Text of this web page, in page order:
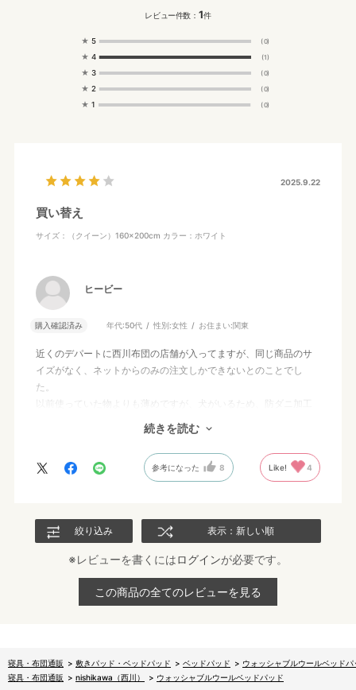
レビュー件数： 1件
★ 5 (0)
★ 4 (1)
★ 3 (0)
★ 2 (0)
★ 1 (0)
2025.9.22
買い替え
サイズ：（クイーン）160×200cm カラー：ホワイト
ヒービー
購入確認済み 年代:50代 性別:女性 お住まい:関東
近くのデパートに西川布団の店舗が入ってますが、同じ商品のサ
イズがなく、ネットからのみの注文しかできないとのことでし
た。
以前使っていた物よりも薄めですが、犬がいるため、防ダニ加工
の商品がほしかったので、こちらを購入しました。
金額は他のお店のより高めですが、防ダニ、自宅で洗える、ので
西川さんのものをえらびました。
マットレスの高さが35センチ近くあるので、恥のバンドがギリギ
続きを読む
参考になった 8 Like! 4
絞り込み 表示：新しい順
※レビューを書くにはログインが必要です。
この商品の全てのレビューを見る
寝具・布団通販 > 敷きパッド・ベッドパッド > ベッドパッド > ウォッシャブルウールベッドパ
寝具・布団通販 > nishikawa（西川） > ウォッシャブルウールベッドパッド